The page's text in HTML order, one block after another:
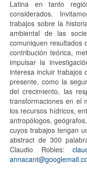
Latina en tanto
considerados.
trabajos sobre la
ambiental de las
comuniquen resultados
contribución teórica,
impulsar la
interesa incluir trabajos
presente, como la
del crecimiento, las
transformaciones en el
los recursos hídricos,
antropólogos,
cuyos trabajos tengan
abstract de 300
Claudio Robles: